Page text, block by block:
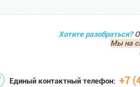
Хотите разобраться?
Мы на
Единый контактный телефон: +7